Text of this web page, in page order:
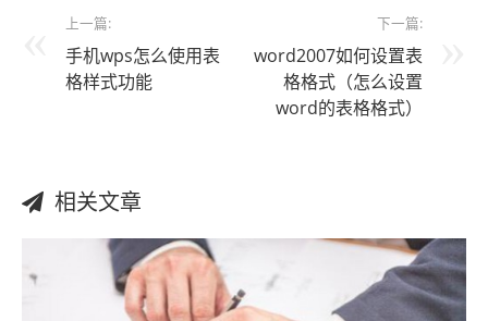
上一篇:
手机wps怎么使用表
格样式功能
下一篇:
word2007如何设置表
格格式（怎么设置
word的表格格式）
相关文章